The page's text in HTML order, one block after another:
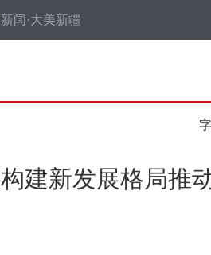
闻·大美新疆
建新发展格局推